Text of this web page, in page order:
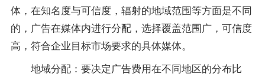
体，在知名度与可信度，辐射的地域范围等方面是不同
的，广告在媒体内进行分配，选择覆盖范围广，可信度
高，符合企业目标市场要求的具体媒体。
地域分配：要决定广告费用在不同地区的分布比